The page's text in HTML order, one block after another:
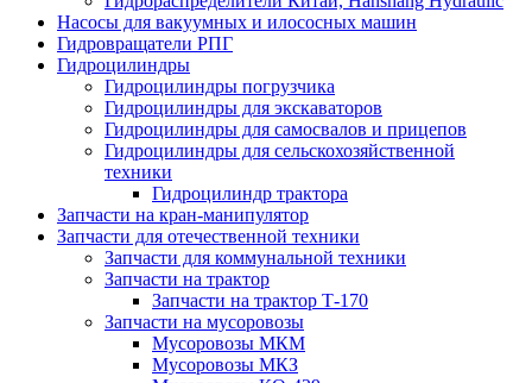
Насосы для вакуумных и илососных машин
Гидровращатели РПГ
Гидроцилиндры
Гидроцилиндры погрузчика
Гидроцилиндры для экскаваторов
Гидроцилиндры для самосвалов и прицепов
Гидроцилиндры для сельскохозяйственной
техники
Гидроцилиндр трактора
Запчасти на кран-манипулятор
Запчасти для отечественной техники
Запчасти для коммунальной техники
Запчасти на трактор
Запчасти на трактор Т-170
Запчасти на мусоровозы
Мусоровозы МКМ
Мусоровозы МКЗ